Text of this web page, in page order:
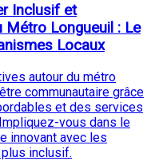
Inclusif et
Métro Longueuil : Le
Locaux
autour du métro
communautaire grâce
et des services
vous dans le
innovant avec les
inclusif.